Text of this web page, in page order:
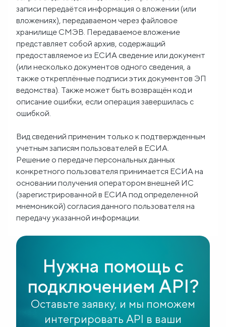
записи передаётся информация о вложении (или
вложениях), передаваемом через файловое
хранилище СМЭВ. Передаваемое вложение
представляет собой архив, содержащий
предоставляемое из ЕСИА сведение или документ
(или несколько документов одного сведения, а
также откреплённые подписи этих документов ЭП
ведомства). Также может быть возвращён код и
описание ошибки, если операция завершилась с
ошибкой.
Вид сведений применим только к подтвержденным
учетным записям пользователей в ЕСИА.
Решение о передаче персональных данных
конкретного пользователя принимается ЕСИА на
основании получения оператором внешней ИС
(зарегистрированной в ЕСИА под определенной
мнемоникой) согласия данного пользователя на
передачу указанной информации.
Нужна помощь с
подключением API?
Оставьте заявку, и мы поможем
интегрировать API в ваши